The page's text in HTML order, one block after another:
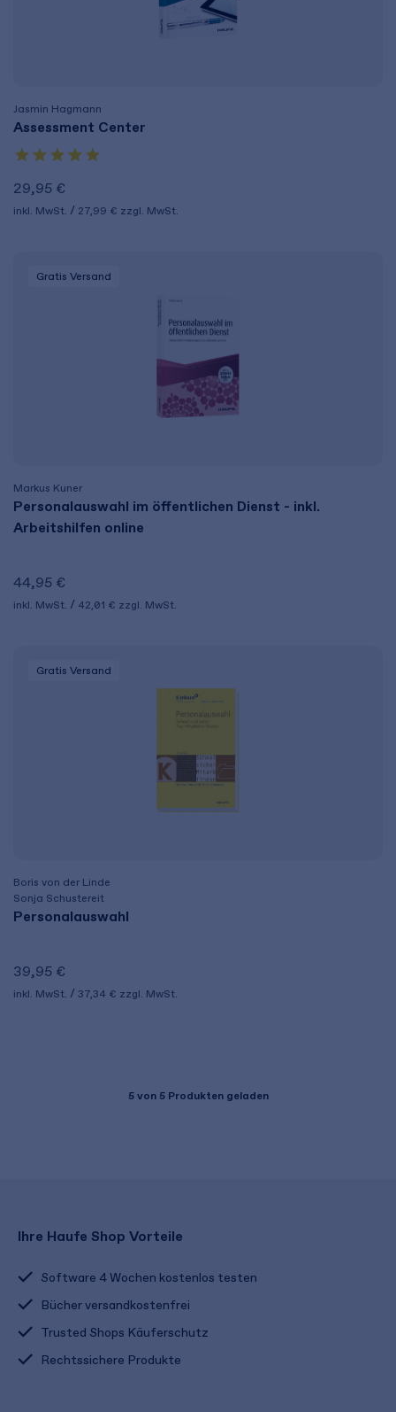
Jasmin Hagmann
Assessment Center
29,95 €
inkl. MwSt. 27,99 € zzgl. MwSt.
Gratis Versand
Markus Kuner
Personalauswahl im öffentlichen Dienst - inkl.
Arbeitshilfen online
44,95 €
inkl. MwSt. 42,01 € zzgl. MwSt.
Gratis Versand
Boris von der Linde
Sonja Schustereit
Personalauswahl
39,95 €
inkl. MwSt. 37,34 € zzgl. MwSt.
5von 5 Produkten geladen
Ihre Haufe Shop Vorteile
Software 4 Wochen kostenlos testen
Bücher versandkostenfrei
Trusted Shops Käuferschutz
Rechtssichere Produkte